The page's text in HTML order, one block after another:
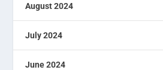
August 2024
July 2024
June 2024